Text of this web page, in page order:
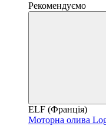
Рекомендуємо
ELF (Франція)
Моторна олива